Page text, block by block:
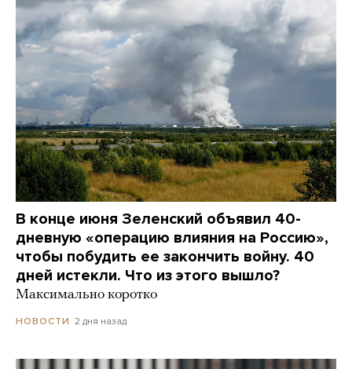
В конце июня Зеленский объявил 40-
дневную «операцию влияния на Россию»,
чтобы побудить ее закончить войну. 40
дней истекли. Что из этого вышло?
Максимально коротко
НОВОСТИ 2 дня назад